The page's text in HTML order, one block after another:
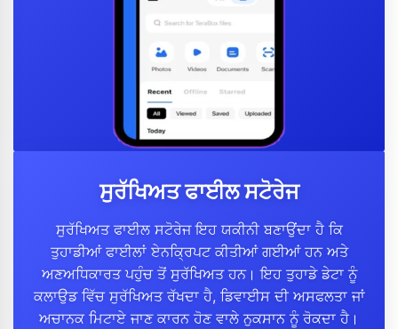
ਸੁਰੱਖਿਅਤ ਫਾਈਲ ਸਟੋਰੇਜ
ਸੁਰੱਖਿਅਤ ਫਾਈਲ ਸਟੋਰੇਜ ਇਹ ਯਕੀਨੀ ਬਣਾਉਂਦਾ ਹੈ ਕਿ
ਤੁਹਾਡੀਆਂ ਫਾਈਲਾਂ ਏਨਕ੍ਰਿਪਟ ਕੀਤੀਆਂ ਗਈਆਂ ਹਨ ਅਤੇ
ਅਣਅਧਿਕਾਰਤ ਪਹੁੰਚ ਤੋਂ ਸੁਰੱਖਿਅਤ ਹਨ। ਇਹ ਤੁਹਾਡੇ ਡੇਟਾ ਨੂੰ
ਕਲਾਉਡ ਵਿੱਚ ਸੁਰੱਖਿਅਤ ਰੱਖਦਾ ਹੈ, ਡਿਵਾਈਸ ਦੀ ਅਸਫਲਤਾ ਜਾਂ
ਅਚਾਨਕ ਮਿਟਾਏ ਜਾਣ ਕਾਰਨ ਹੋਣ ਵਾਲੇ ਨੁਕਸਾਨ ਨੂੰ ਰੋਕਦਾ ਹੈ।